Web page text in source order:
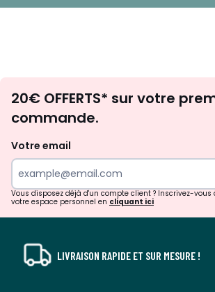
20€ OFFERTS* sur votre
commande.
Votre email
Vous disposez déjà d'un compte client ? Inscrivez-
votre espace personnel en cliquant ici
LIVRAISON RAPIDE ET SUR MESURE !